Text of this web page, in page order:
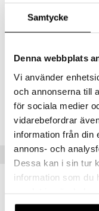
Samtycke
Denna webbplats
Vi använder
och annonserna till
för sociala medier
vidarebefordrar
information från din
annons- och
Dessa kan i sin tur
information som du
våra cookies vid
Glycol, Lactic Acid,
Methylisothiazolinone,
Tuotenumero
CTE18-U0-400-XX-XX